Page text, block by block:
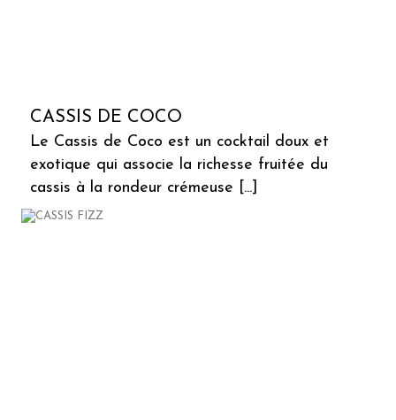
CASSIS DE COCO
Le Cassis de Coco est un cocktail doux et
exotique qui associe la richesse fruitée du
cassis à la rondeur crémeuse [...]